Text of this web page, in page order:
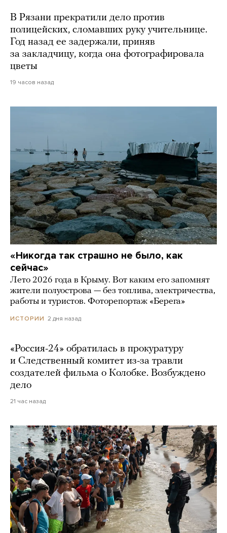
В Рязани прекратили дело против
полицейских, сломавших руку учительнице.
Год назад ее задержали, приняв
за закладчицу, когда она фотографировала
цветы
19 часов назад
«Никогда так страшно не было, как
сейчас»
Лето 2026 года в Крыму. Вот каким его запомнят
жители полуострова — без топлива, электричества,
работы и туристов. Фоторепортаж «Берега»
ИСТОРИИ 2 дня назад
«Россия-24» обратилась в прокуратуру
и Следственный комитет из-за травли
создателей фильма о Колобке. Возбуждено
дело
21 час назад